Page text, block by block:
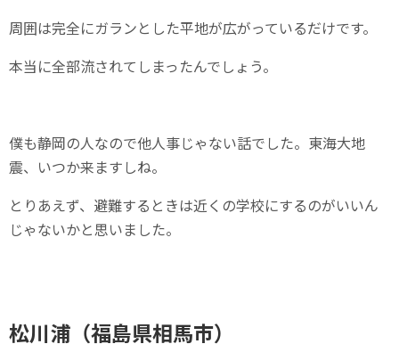
周囲は完全にガランとした平地が広がっているだけです。
本当に全部流されてしまったんでしょう。
僕も静岡の人なので他人事じゃない話でした。東海大地
震、いつか来ますしね。
とりあえず、避難するときは近くの学校にするのがいいん
じゃないかと思いました。
松川浦（福島県相馬市）